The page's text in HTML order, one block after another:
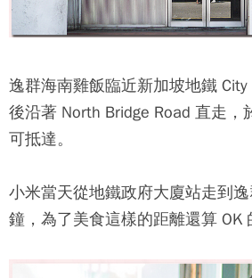
逸群海南雞飯臨近新加坡地鐵
後沿著 North Bridge Road 直走，
可抵達。
小米當天從地鐵政府大廈站走到
鐘，為了美食這樣的距離還算 OK